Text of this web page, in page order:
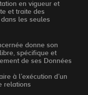
en vigueur et
et traite des
les seules
donne son
spécifique et
de ses Données
à l’exécution d’un
relations